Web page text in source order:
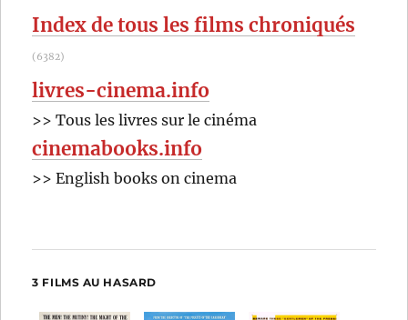
Index de tous les films chroniqués
(6382)
livres-cinema.info
>> Tous les livres sur le cinéma
cinemabooks.info
>> English books on cinema
3 FILMS AU HASARD